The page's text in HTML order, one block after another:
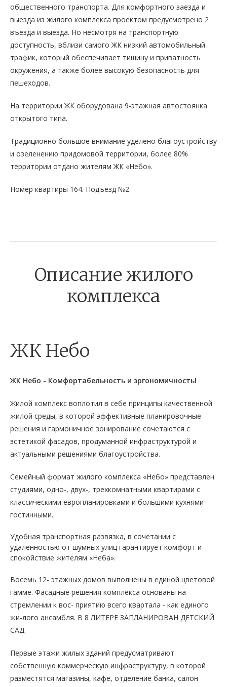
общественного транспорта. Для комфортного заезда и
выезда из жилого комплекса проектом предусмотрено 2
въезда и выезда. Но несмотря на транспортную
доступность, вблизи самого ЖК низкий автомобильный
трафик, который обеспечивает тишину и приватность
окружения, а также более высокую безопасность для
пешеходов.
На территории ЖК оборудована 9-этажная автостоянка
открытого типа.
Традиционно большое внимание уделено благоустройству
и озеленению придомовой территории, более 80%
территории отдано жителям ЖК «Небо».
Номер квартиры 164. Подъезд №2.
Описание жилого
комплекса
ЖК Небо
ЖК Небо - Комфортабельность и эргономичность!
Жилой комплекс воплотил в себе принципы качественной
жилой среды, в которой эффективные планировочные
решения и гармоничное зонирование сочетаются с
эстетикой фасадов, продуманной инфраструктурой и
актуальными решениями благоустройства.
Семейный формат жилого комплекса «Небо» представлен
студиями, одно-, двух-, трехкомнатными квартирами с
классическими европланировками и большими кухнями-
гостинными.
Удобная транспортная развязка, в сочетании с
удаленностью от шумных улиц гарантирует комфорт и
спокойствие жителям «Неба».
Восемь 12- этажных домов выполнены в единой цветовой
гамме. Фасадные решения комплекса основаны на
стремлении к вос- приятию всего квартала - как единого
жи-лого ансамбля. В 8 ЛИТЕРЕ ЗАПЛАНИРОВАН ДЕТСКИЙ
САД.
Первые этажи жилых зданий предусматривают
собственную коммерческую инфраструктуру, в которой
разместятся магазины, кафе, отделение банка, салон